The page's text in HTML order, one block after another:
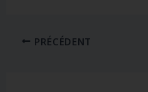
ta
g
PRÉCÉDENT